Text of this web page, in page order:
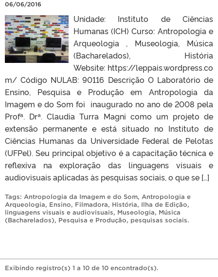
06/06/2016
Unidade: Instituto de Ciências
Humanas (ICH) Curso: Antropologia e
Arqueologia , Museologia, Música
(Bacharelados), História
Website: https://leppais.wordpress.co
m/ Código NULAB: 90116 Descrição O Laboratório de
Ensino, Pesquisa e Produção em Antropologia da
Imagem e do Som foi inaugurado no ano de 2008 pela
Profª. Drª. Claudia Turra Magni como um projeto de
extensão permanente e está situado no Instituto de
Ciências Humanas da Universidade Federal de Pelotas
(UFPel). Seu principal objetivo é a capacitação técnica e
reflexiva na exploração das linguagens visuais e
audiovisuais aplicadas às pesquisas sociais, o que se […]
Tags: Antropologia da Imagem e do Som, Antropologia e
Arqueologia, Ensino, Filmadora, História, Ilha de Edição,
linguagens visuais e audiovisuais, Museologia, Música
(Bacharelados), Pesquisa e Produção, pesquisas sociais.
Exibindo registro(s) 1 a 10 de 10 encontrado(s).